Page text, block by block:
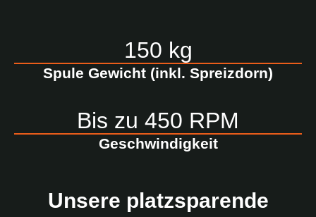
150 kg
Spule Gewicht (inkl. Spreizdorn)
Bis zu 450 RPM
Geschwindigkeit
Unsere platzsparende